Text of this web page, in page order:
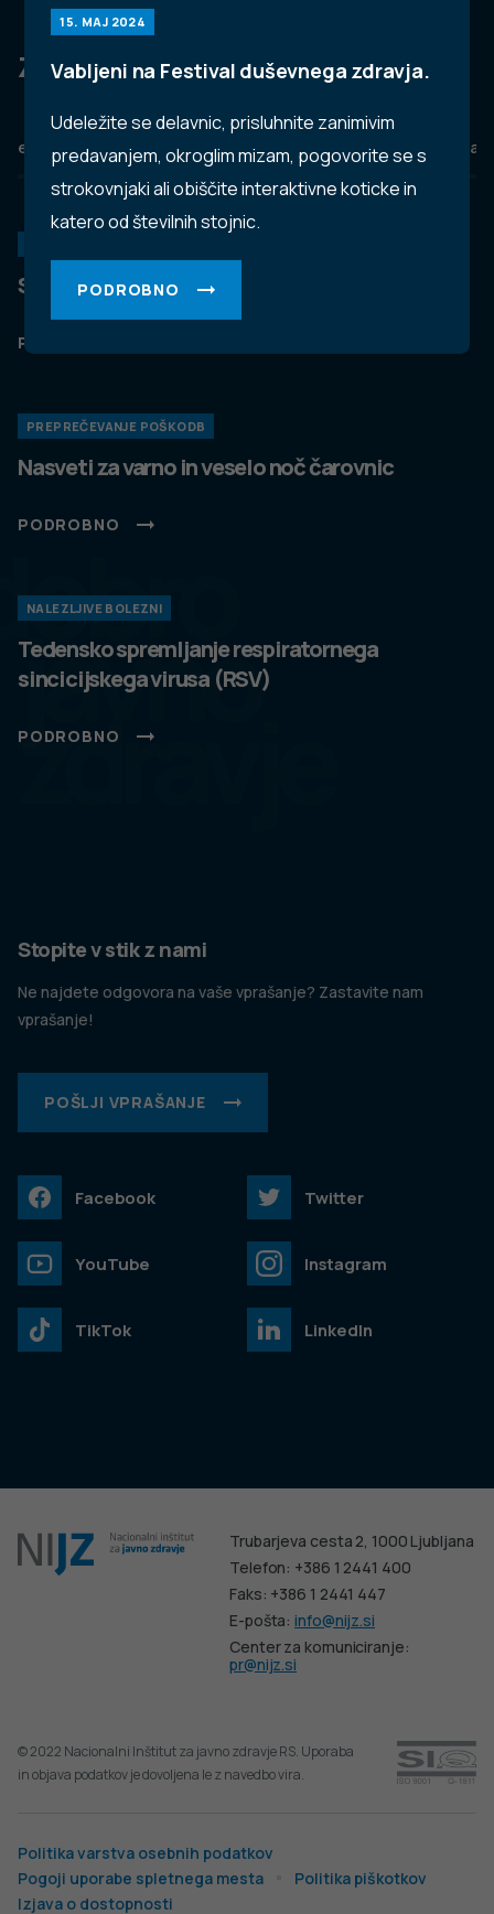
15. MAJ 2024
Vabljeni na Festival duševnega zdravja.
Udeležite se delavnic, prisluhnite zanimivim
predavanjem, okroglim mizam, pogovorite se s
strokovnjaki ali obiščite interaktivne koticke in
katero od številnih stojnic.
PODROBNO
javno
zdravje
Za dobro javno zdravje
eZdravje Podatkovni portal NIJZ ambulante
Spremljanje okužb s SARS-CoV-2 (covid-19)
PODROBNO
PREPREČEVANJE POŠKODB
Nasveti za varno in veselo noč čarovnic
PODROBNO
NALEZLJIVE BOLEZNI
Tedensko spremljanje respiratornega
sincicijskega virusa (RSV)
PODROBNO
Trubarjeva cesta 2, 1000 Ljubljana
Telefon: +386 1 2441 400
Faks: +386 1 2441 447
E-pošta:info@nijz.si
Center za komuniciranje:
pr@nijz.si
Politika varstva osebnih podatkov
Pogoji uporabe spletnega mesta
Politika piškotkov
Izjava o dostopnosti
© 2022 Nacionalni Inštitut za javno zdravje RS. Uporaba
in objava podatkov je dovoljena le z navedbo vira.
Stopite v stik z nami
Ne najdete odgovora na vaše vprašanje? Zastavite nam
vprašanje!
POŠLJI VPRAŠANJE
Facebook Twitter
YouTube Instagram
TikTok LinkedIn